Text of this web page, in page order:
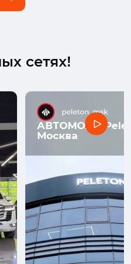
сетях!
АВТОМОЛЛ
Москва